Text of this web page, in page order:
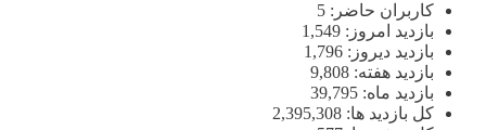
کاربران حاضر: 5
بازدید امروز: 1,549
بازدید دیروز: 1,796
بازدید هفته: 9,808
بازدید ماه: 39,795
کل بازدید ها: 2,395,308